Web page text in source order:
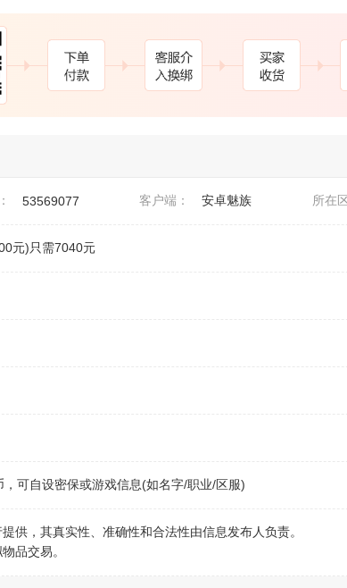
53569077 客户端： 安卓魅族 所在
元)只需7040元
可自设密保或游戏信息(如名字/职业/区服)
供，其真实性、准确性和合法性由信息发布人负责。
品交易。